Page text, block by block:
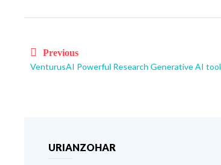
Previous
VenturusAI Powerful Research Generative AI tool
URIANZOHAR